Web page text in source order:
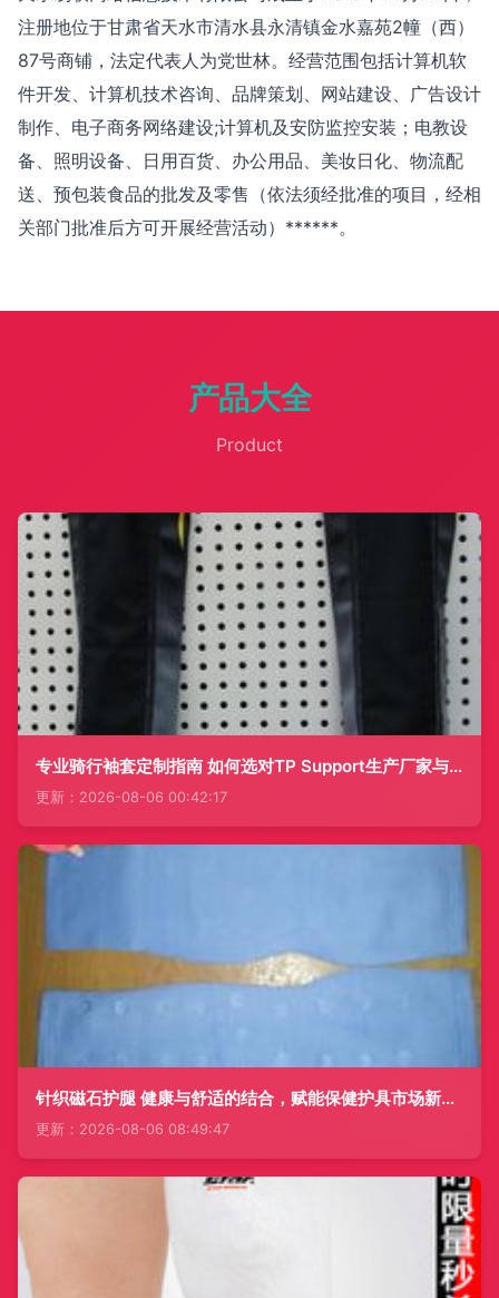
注册地位于甘肃省天水市清水县永清镇金水嘉苑2幢（西）
87号商铺，法定代表人为党世林。经营范围包括计算机软
件开发、计算机技术咨询、品牌策划、网站建设、广告设计
制作、电子商务网络建设;计算机及安防监控安装；电教设
备、照明设备、日用百货、办公用品、美妆日化、物流配
送、预包装食品的批发及零售（依法须经批准的项目，经相
关部门批准后方可开展经营活动）******。
产品大全
Product
专业骑行袖套定制指南 如何选对TP Support生产厂家与价格策略
更新：2026-08-06 00:42:17
针织磁石护腿 健康与舒适的结合，赋能保健护具市场新机遇
更新：2026-08-06 08:49:47